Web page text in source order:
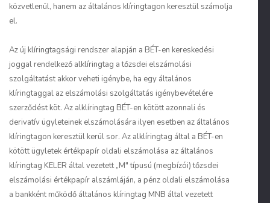
közvetlenül, hanem az általános klíringtagon keresztül számolja
el.
Az új klíringtagsági rendszer alapján a BÉT-en kereskedési
joggal rendelkező alklíringtag a tőzsdei elszámolási
szolgáltatást akkor veheti igénybe, ha egy általános
klíringtaggal az elszámolási szolgáltatás igénybevételére
szerződést köt. Az alklíringtag BÉT-en kötött azonnali és
derivatív ügyleteinek elszámolására ilyen esetben az általános
klíringtagon keresztül kerül sor. Az alklíringtag által a BÉT-en
kötött ügyletek értékpapír oldali elszámolása az általános
klíringtag KELER által vezetett „M" típusú (megbízói) tőzsdei
elszámolási értékpapír alszámláján, a pénz oldali elszámolása
a bankként működő általános klíringtag MNB által vezetett